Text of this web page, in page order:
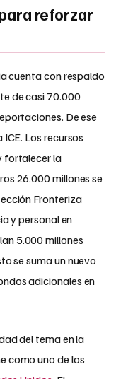
reforzar
cuenta con respaldo
de casi 70.000
De ese
Los recursos
fortalecer la
26.000 millones se
Fronteriza
y personal en
5.000 millones
se suma un nuevo
adicionales en
del tema en la
como uno de los